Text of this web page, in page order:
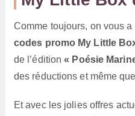
Comme toujours, on vous
codes promo My Little
de l’édition« Poésie
des réductions et même
Et avec les jolies offres